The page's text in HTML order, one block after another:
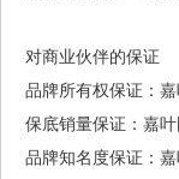
对商业伙伴的保证
品牌所有权保证：
保底销量保证：嘉
品牌知名度保证：